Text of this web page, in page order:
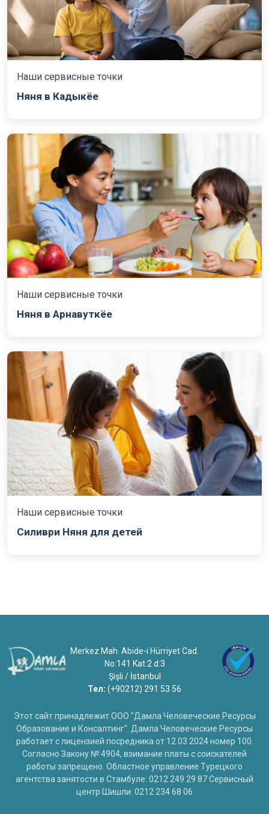
Наши сервисные точки
Няня в Кадыкёе
Наши сервисные точки
Няня в Арнавуткёе
Наши сервисные точки
Силиври Няня для детей
Merkez Mah. Abide-i Hürriyet Cad.
No:141 Kat:2 d:3
Şişli / İstanbul
Тел: (+90212) 291 53 56
Этот сайт принадлежит ООО "Дамла Человеческие Ресурсы
Образование и Консалтинг". Дамла Человеческие Ресурсы
работает с лицензией посредника от 12.03.2024 номер 100.
Согласно Закону № 4904, взимание платы с соискателей
работы запрещено. Областное управление Турецкого
агентства занятости в Стамбуле: 0212 249 29 87 Сервисный
центр Шишли: 0212 234 68 06